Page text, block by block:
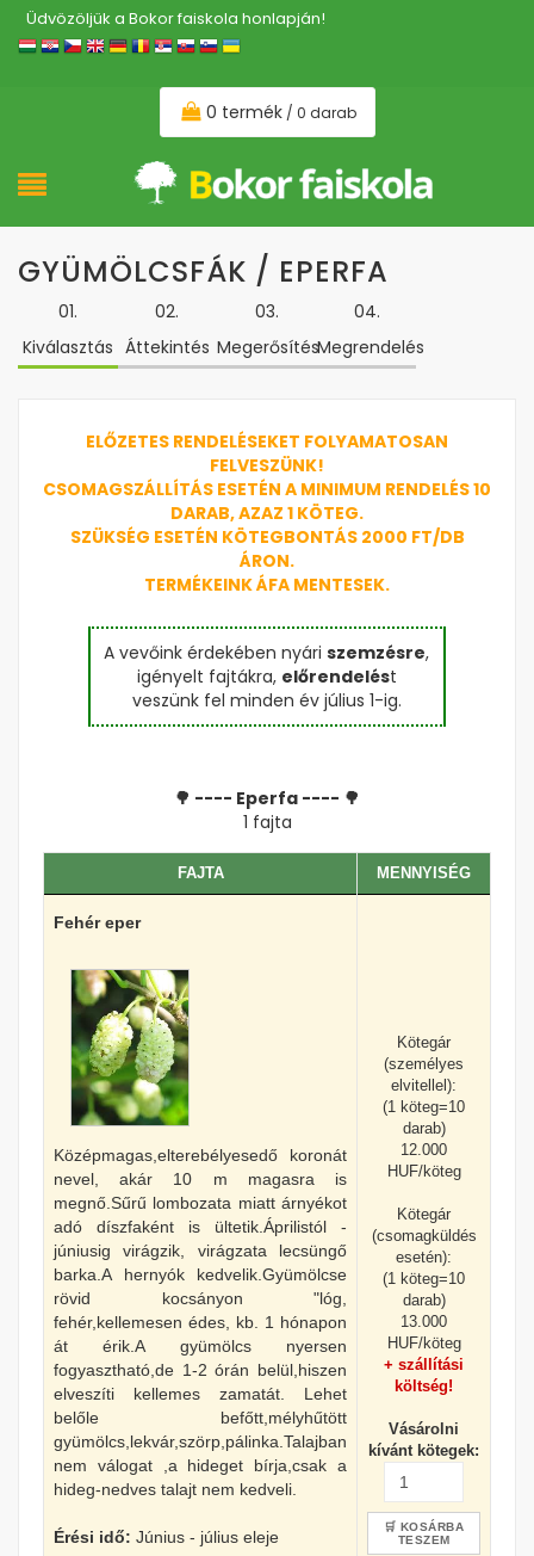
Üdvözöljük a Bokor faiskola honlapján!
0 termék/ 0 darab
GYÜMÖLCSFÁK / EPERFA
01.
Kiválasztás
02.
Áttekintés
03.
Megerősítés
04.
Megrendelés
ELŐZETES RENDELÉSEKET FOLYAMATOSAN
FELVESZÜNK!
CSOMAGSZÁLLÍTÁS ESETÉN A MINIMUM RENDELÉS 10
DARAB, AZAZ 1 KÖTEG.
SZÜKSÉG ESETÉN KÖTEGBONTÁS 2000 FT/DB
ÁRON.
TERMÉKEINK ÁFA MENTESEK.
A vevőink érdekében nyáriszemzésre,
igényelt fajtákra, előrendelést
veszünk fel minden év július 1-ig.
🌳 ---- Eperfa ---- 🌳
1 fajta
FAJTA MENNYISÉG
Fehér eper
Középmagas,elterebélyesedő koronát
nevel, akár 10 m magasra is
megnő.Sűrű lombozata miatt árnyékot
adó díszfaként is ültetik.Áprilistól -
júniusig virágzik, virágzata lecsüngő
barka.A hernyók kedvelik.Gyümölcse
rövid kocsányon "lóg,
fehér,kellemesen édes, kb. 1 hónapon
át érik.A gyümölcs nyersen
fogyasztható,de 1-2 órán belül,hiszen
elveszíti kellemes zamatát. Lehet
belőle befőtt,mélyhűtött
gyümölcs,lekvár,szörp,pálinka.Talajban
nem válogat ,a hideget bírja,csak a
hideg-nedves talajt nem kedveli.
Érési idő: Június - július eleje
Kötegár
(személyes
elvitellel):
(1 köteg=10
darab)
12.000
HUF/köteg
Kötegár
(csomagküldés
esetén):
(1 köteg=10
darab)
13.000
HUF/köteg
+ szállítási
költség!
Vásárolni
kívánt kötegek:
🛒 KOSÁRBA
TESZEM